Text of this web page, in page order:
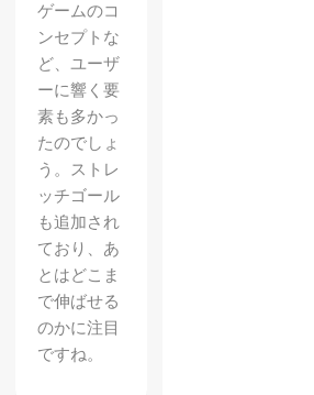
ゲームのコ
ンセプトな
ど、ユーザ
ーに響く要
素も多かっ
たのでしょ
う。ストレ
ッチゴール
も追加され
ており、あ
とはどこま
で伸ばせる
のかに注目
ですね。